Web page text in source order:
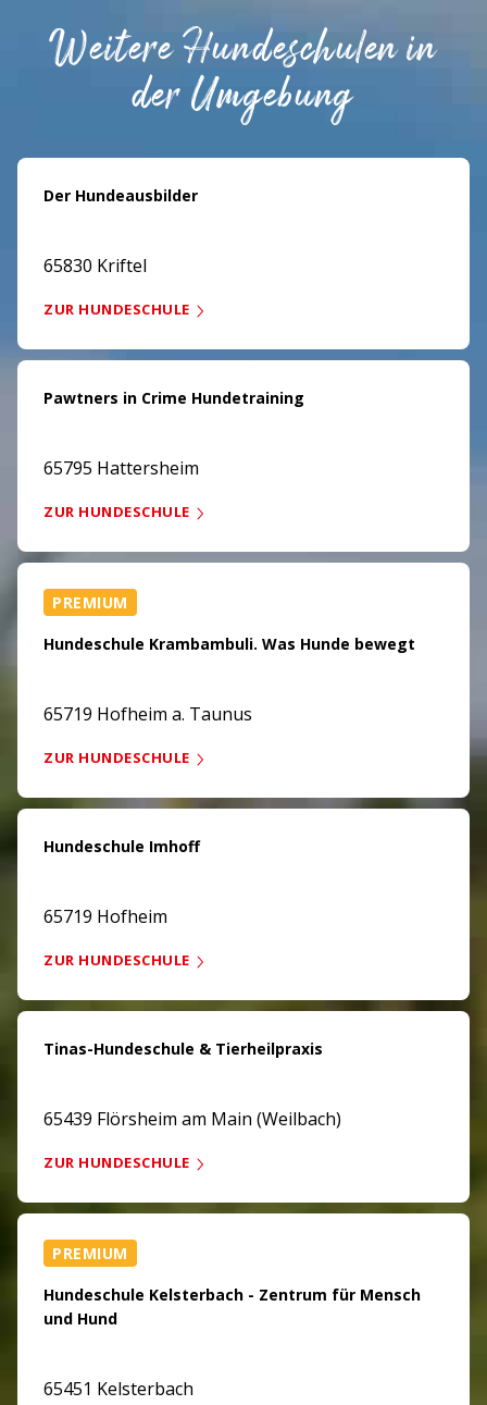
Weitere Hundeschulen in
der Umgebung
Der Hundeausbilder
65830 Kriftel
ZUR HUNDESCHULE
Pawtners in Crime Hundetraining
65795 Hattersheim
ZUR HUNDESCHULE
PREMIUM
Hundeschule Krambambuli. Was Hunde bewegt
65719 Hofheim a. Taunus
ZUR HUNDESCHULE
Hundeschule Imhoff
65719 Hofheim
ZUR HUNDESCHULE
Tinas-Hundeschule & Tierheilpraxis
65439 Flörsheim am Main (Weilbach)
ZUR HUNDESCHULE
PREMIUM
Hundeschule Kelsterbach - Zentrum für Mensch
und Hund
65451 Kelsterbach